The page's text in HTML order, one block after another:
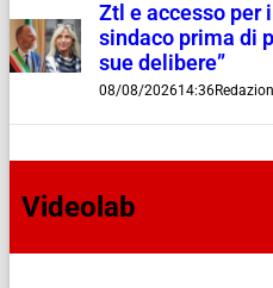
Ztl e accesso per
sindaco prima di
sue delibere”
08/08/202614:36
Videolab